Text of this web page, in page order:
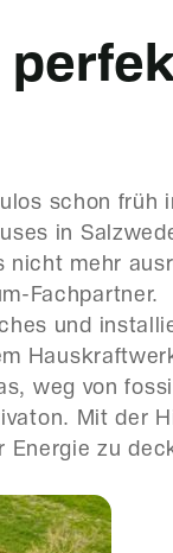
schon früh
in
nicht mehr
Fachpartner.
und
weg von
Mit der
Energie zu